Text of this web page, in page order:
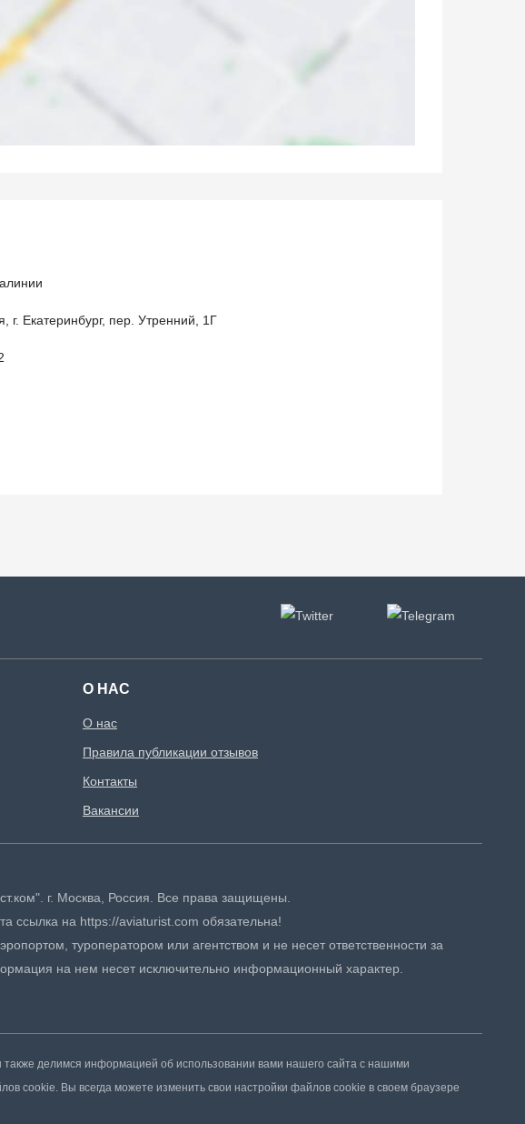
г. Екатеринбург, пер. Утренний, 1Г
О НАС
О нас
Правила публикации отзывов
Контакты
Вакансии
г. Москва, Россия. Все права защищены.
ссылка на https://aviaturist.com обязательна!
туроператором или агентством и не несет ответственности за
на нем несет исключительно информационный характер.
делимся информацией об использовании вами нашего сайта с нашими
cookie. Вы всегда можете изменить свои настройки файлов cookie в своем браузере